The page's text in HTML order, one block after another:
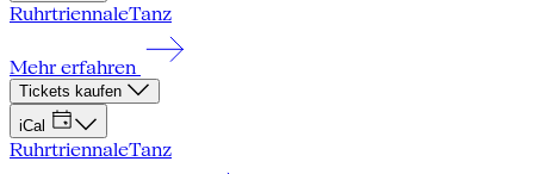
RuhrtriennaleTanz
Mehr erfahren
Tickets kaufen
iCal
RuhrtriennaleTanz